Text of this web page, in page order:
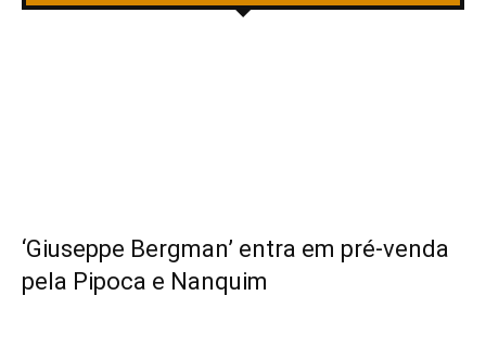
‘Giuseppe Bergman’ entra em pré-venda
pela Pipoca e Nanquim